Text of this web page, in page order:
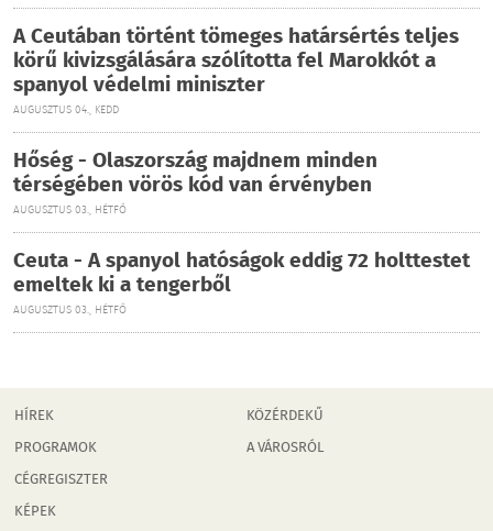
A Ceutában történt tömeges határsértés teljes
körű kivizsgálására szólította fel Marokkót a
spanyol védelmi miniszter
AUGUSZTUS 04., KEDD
Hőség - Olaszország majdnem minden
térségében vörös kód van érvényben
AUGUSZTUS 03., HÉTFŐ
Ceuta - A spanyol hatóságok eddig 72 holttestet
emeltek ki a tengerből
AUGUSZTUS 03., HÉTFŐ
HÍREK
PROGRAMOK
CÉGREGISZTER
KÉPEK
KÖZÉRDEKŰ
A VÁROSRÓL